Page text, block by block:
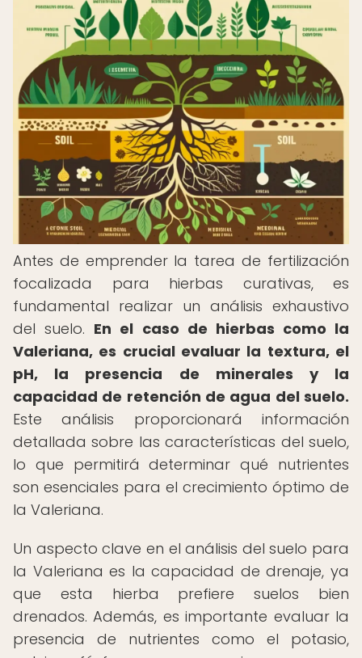
Antes de emprender la tarea de fertilización
focalizada para hierbas curativas, es
fundamental realizar un análisis exhaustivo
del suelo. En el caso de hierbas como la
Valeriana, es crucial evaluar la textura, el
pH, la presencia de minerales y la
capacidad de retención de agua del suelo.
Este análisis proporcionará información
detallada sobre las características del suelo,
lo que permitirá determinar qué nutrientes
son esenciales para el crecimiento óptimo de
la Valeriana.
Un aspecto clave en el análisis del suelo para
la Valeriana es la capacidad de drenaje, ya
que esta hierba prefiere suelos bien
drenados. Además, es importante evaluar la
presencia de nutrientes como el potasio,